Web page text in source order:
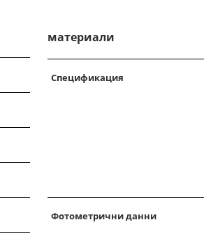
материали
Спецификация
Фотометрични данни